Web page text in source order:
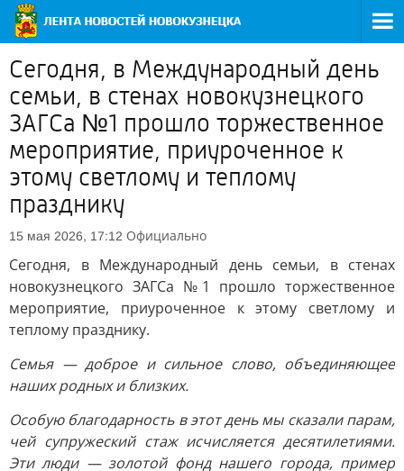
Сегодня, в Международный день
семьи, в стенах новокузнецкого
ЗАГСа №1 прошло торжественное
мероприятие, приуроченное к
этому светлому и теплому
празднику
15 мая 2026, 17:12 Официально
Сегодня, в Международный день семьи, в стенах
новокузнецкого ЗАГСа №1 прошло торжественное
мероприятие, приуроченное к этому светлому и
теплому празднику.
Семья — доброе и сильное слово, объединяющее
наших родных и близких.
Особую благодарность в этот день мы сказали парам,
чей супружеский стаж исчисляется десятилетиями.
Эти люди — золотой фонд нашего города, пример